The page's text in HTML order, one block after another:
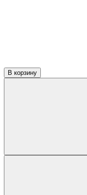
В корзину